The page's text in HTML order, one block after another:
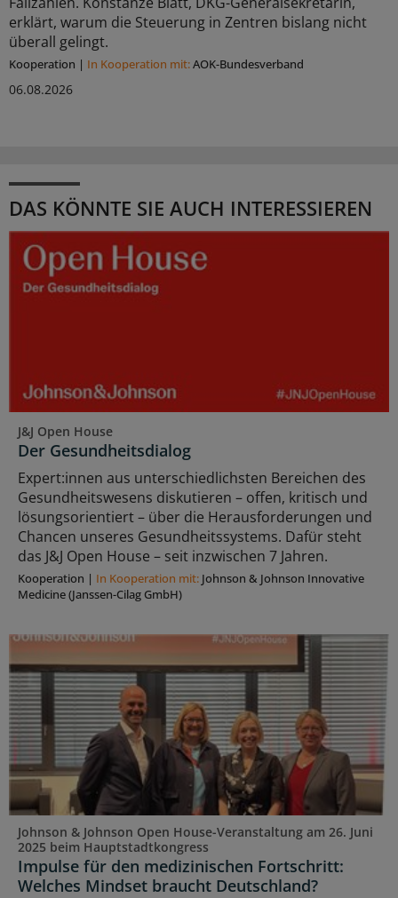
erklärt, warum die Steuerung in Zentren bislang nicht
überall gelingt.
Kooperation | In Kooperation mit:AOK-Bundesverband
06.08.2026
DAS KÖNNTE SIE AUCH INTERESSIEREN
J&J Open House
Der Gesundheitsdialog
Expert:innen aus unterschiedlichsten Bereichen des
Gesundheitswesens diskutieren – offen, kritisch und
lösungsorientiert – über die Herausforderungen und
Chancen unseres Gesundheitssystems. Dafür steht
das J&J Open House – seit inzwischen 7 Jahren.
Kooperation | In Kooperation mit: Johnson & Johnson Innovative
Medicine (Janssen-Cilag GmbH)
Johnson & Johnson Open House-Veranstaltung am 26. Juni
2025 beim Hauptstadtkongress
Impulse für den medizinischen Fortschritt:
Welches Mindset braucht Deutschland?